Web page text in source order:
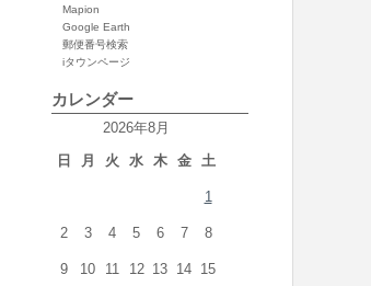
Mapion
Google Earth
郵便番号検索
iタウンページ
カレンダー
2026年8月
日
月 火 水 木 金 土
1
2 3 4 5 6 7 8
9 10 11 12 13 14 15